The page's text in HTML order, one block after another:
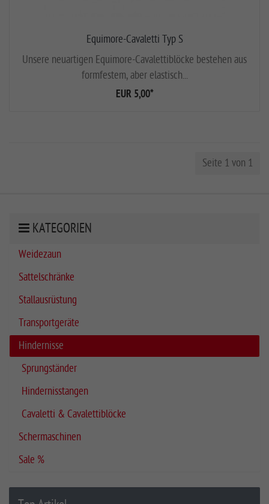
Equimore-Cavaletti Typ S
Unsere neuartigen Equimore-Cavalettiblöcke bestehen aus
formfestem, aber elastisch...
EUR 5,00*
Seite 1 von 1
KATEGORIEN
Weidezaun
Sattelschränke
Stallausrüstung
Transportgeräte
Hindernisse
Sprungständer
Hindernisstangen
Cavaletti & Cavalettiblöcke
Schermaschinen
Sale %